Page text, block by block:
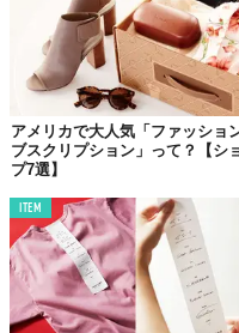
アメリカで大人気「ファッショ
ブスクリプション」って？【シ
プ7選】
ITEM